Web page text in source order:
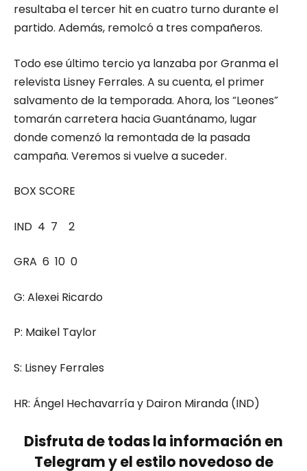
resultaba el tercer hit en cuatro turno durante el
partido. Además, remolcó a tres compañeros.
Todo ese último tercio ya lanzaba por Granma el
relevista Lisney Ferrales. A su cuenta, el primer
salvamento de la temporada. Ahora, los “Leones”
tomarán carretera hacia Guantánamo, lugar
donde comenzó la remontada de la pasada
campaña. Veremos si vuelve a suceder.
BOX SCORE
IND 4 7 2
GRA 6 10 0
G: Alexei Ricardo
P: Maikel Taylor
S: Lisney Ferrales
HR: Ángel Hechavarría y Dairon Miranda (IND)
Disfruta de todas la información en
Telegram y el estilo novedoso de